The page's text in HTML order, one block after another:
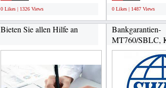
0 Likes | 1326 Views 0 Likes | 1487 Views
Bieten Sie allen Hilfe an
Bankgarantien-
MT760/SBLC,